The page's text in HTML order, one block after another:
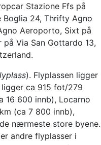
Stazione Ffs på
Boglia 24, Thrifty Agno
Aeroporto, Sixt på
på Via San Gottardo 13,
). Flyplassen ligger
ca 915 fot/279
16 600 innb), Locarno
(ca 7 800 innb),
nærmeste store byene.
andre flyplasser i